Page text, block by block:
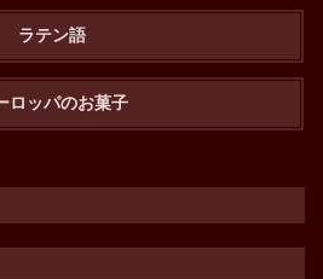
ラテン語
ロッパのお菓子